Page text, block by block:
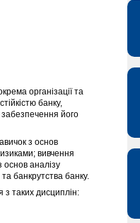
організації та
банку,
забезпечення його
з основ
вивчення
основ аналізу
банкрутства банку.
з таких дисциплін: